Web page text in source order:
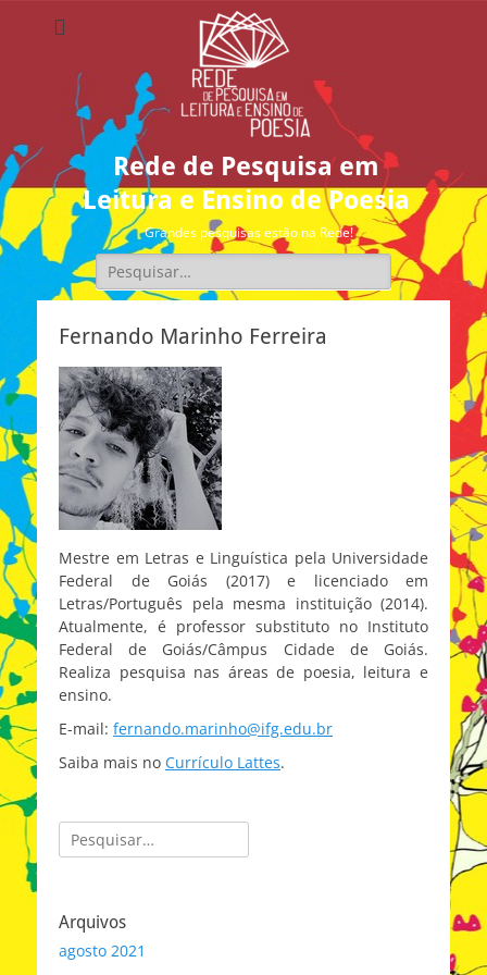
Rede de Pesquisa em
Leitura e Ensino de Poesia
Grandes pesquisas estão na Rede!
Pesquisar
por:
Fernando Marinho Ferreira
Mestre em Letras e Linguística pela Universidade
Federal de Goiás (2017) e licenciado em
Letras/Português pela mesma instituição (2014).
Atualmente, é professor substituto no Instituto
Federal de Goiás/Câmpus Cidade de Goiás.
Realiza pesquisa nas áreas de poesia, leitura e
ensino.
E-mail: fernando.marinho@ifg.edu.br
Saiba mais no Currículo Lattes.
Pesquisar
por:
Arquivos
agosto 2021